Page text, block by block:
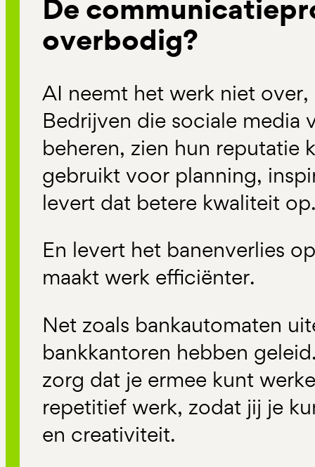
De
overbodig?
AI neemt het werk niet
Bedrijven die sociale media
beheren, zien hun reputatie
gebruikt voor planning,
levert dat betere kwaliteit
En levert het banenverlies
maakt werk efficiënter.
Net zoals bankautomaten
bankkantoren hebben
zorg dat je ermee kunt
repetitief werk, zodat jij je
en creativiteit.